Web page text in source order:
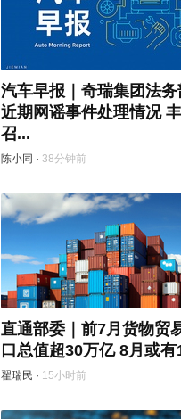
汽车早报｜奇瑞集团法
近期网谣事件处理情况
召...
陈小同 · 38分钟前
直通部委｜前7月货物贸
口总值超30万亿 8月或有
翟瑞民 · 15小时前